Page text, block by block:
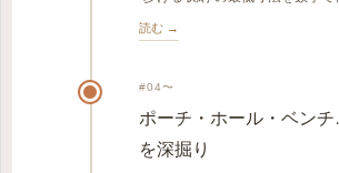
読む →
#04〜
ポーチ・ホール・ベン
を深掘り